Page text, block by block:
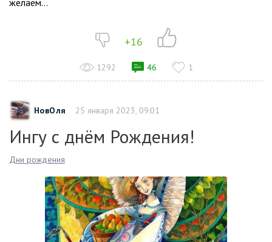
желаем...
+16
1292 46 1
НовОля 25 января 2023, 09:01
Ингу с днём Рождения!
Дни рождения